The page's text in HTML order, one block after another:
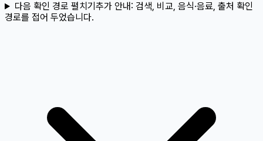
다음 확인 경로 펼치기추가 안내: 검색, 비교, 음식·음료, 출처 확인
경로를 접어 두었습니다.